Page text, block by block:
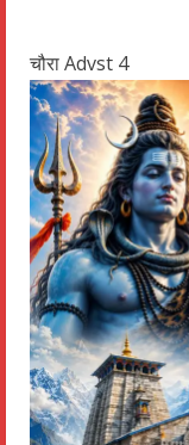
चौरा Advst 4